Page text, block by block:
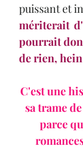
puissant et
mériterait
pourrait
de rien,
C'est une
sa trame
parce